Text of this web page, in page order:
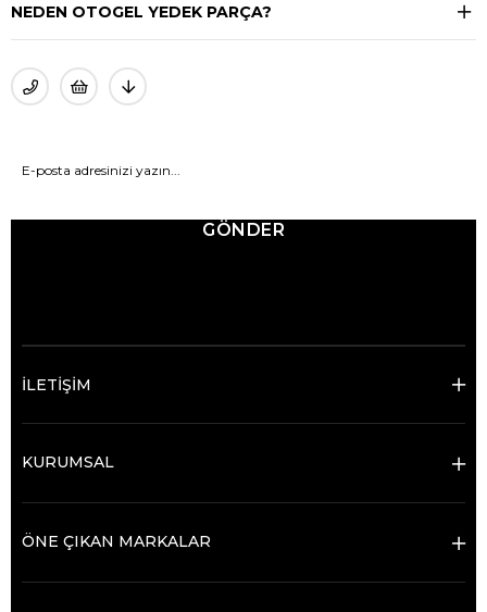
NEDEN OTOGEL YEDEK PARÇA?
GÖNDER
İLETİŞİM
KURUMSAL
ÖNE ÇIKAN MARKALAR